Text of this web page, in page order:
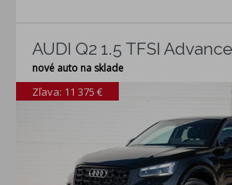
AUDI Q2 1.5 TFSI
nové auto na sklade
Zľava: 11 375 €